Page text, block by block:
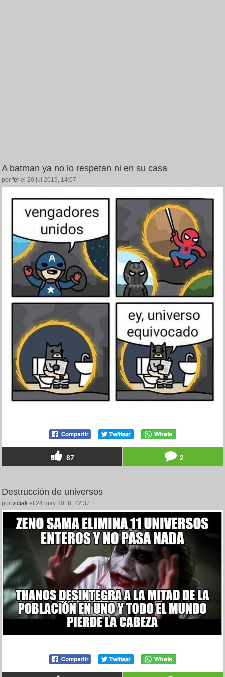
A batman ya no lo respetan ni en su casa
por fer el 20 jul 2019, 14:07
87 2
Destrucción de universos
por viciak el 24 may 2018, 22:37